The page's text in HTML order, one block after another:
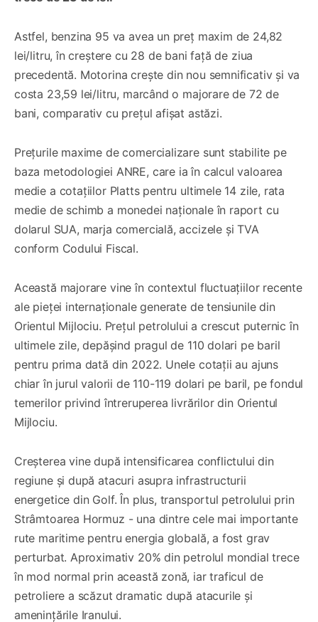
Astfel, benzina 95 va avea un preț maxim de 24,82
lei/litru, în creștere cu 28 de bani față de ziua
precedentă. Motorina crește din nou semnificativ și va
costa 23,59 lei/litru, marcând o majorare de 72 de
bani, comparativ cu prețul afișat astăzi.
Prețurile maxime de comercializare sunt stabilite pe
baza metodologiei ANRE, care ia în calcul valoarea
medie a cotațiilor Platts pentru ultimele 14 zile, rata
medie de schimb a monedei naționale în raport cu
dolarul SUA, marja comercială, accizele și TVA
conform Codului Fiscal.
Această majorare vine în contextul fluctuațiilor recente
ale pieței internaționale generate de tensiunile din
Orientul Mijlociu. Prețul petrolului a crescut puternic în
ultimele zile, depășind pragul de 110 dolari pe baril
pentru prima dată din 2022. Unele cotații au ajuns
chiar în jurul valorii de 110-119 dolari pe baril, pe fondul
temerilor privind întreruperea livrărilor din Orientul
Mijlociu.
Creșterea vine după intensificarea conflictului din
regiune și după atacuri asupra infrastructurii
energetice din Golf. În plus, transportul petrolului prin
Strâmtoarea Hormuz - una dintre cele mai importante
rute maritime pentru energia globală, a fost grav
perturbat. Aproximativ 20% din petrolul mondial trece
în mod normal prin această zonă, iar traficul de
petroliere a scăzut dramatic după atacurile și
amenințările Iranului.